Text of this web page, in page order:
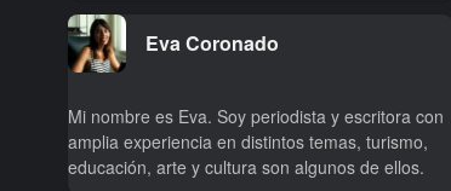
Eva Coronado
Mi nombre es Eva. Soy periodista y escritora con
amplia experiencia en distintos temas, turismo,
educación, arte y cultura son algunos de ellos.